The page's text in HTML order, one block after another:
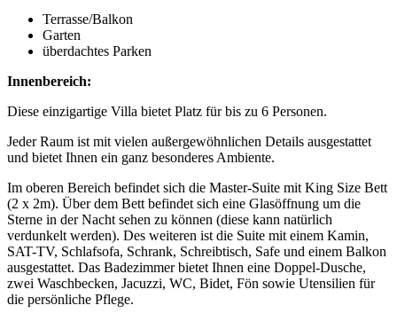
Terrasse/Balkon
Garten
überdachtes Parken
Innenbereich:
Diese einzigartige Villa bietet Platz für bis zu 6 Personen.
Jeder Raum ist mit vielen außergewöhnlichen Details ausgestattet
und bietet Ihnen ein ganz besonderes Ambiente.
Im oberen Bereich befindet sich die Master-Suite mit King Size Bett
(2 x 2m). Über dem Bett befindet sich eine Glasöffnung um die
Sterne in der Nacht sehen zu können (diese kann natürlich
verdunkelt werden). Des weiteren ist die Suite mit einem Kamin,
SAT-TV, Schlafsofa, Schrank, Schreibtisch, Safe und einem Balkon
ausgestattet. Das Badezimmer bietet Ihnen eine Doppel-Dusche,
zwei Waschbecken, Jacuzzi, WC, Bidet, Fön sowie Utensilien für
die persönliche Pflege.